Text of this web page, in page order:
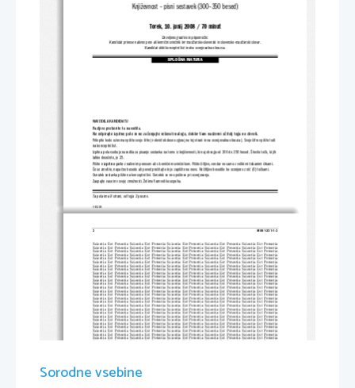
Književnost – pisni sestavek (300–350 besed)
Dovoljeno gradivo in pripomočki:
Kandidat prinese nalivno pero ali kemični svinčnik ter madžarsko-slovenski in slovensko-madžarski slovar.
Kandidat dobi konceptni list in dva ocenjevalna obrazca.
Ta pola ima 8 strani, od tega 3 prazne.
Torek, 10. junij 2008 / 70 minut
SPLOŠNA MATURA
© RIC 2008
NAVODILA KANDIDATU
Pazljivo preberite ta navodila.
Ne odpirajte izpitne pole in ne začenjajte reševati naloge, dokler Vam nadzorni učitelj tega ne dovoli.
Prilepite kodo oziroma vpišite svojo šifro (v okvirček desno zgoraj na tej strani in na ocenjevalna obrazca). Svojo šifro vpišite tudi
na konceptni list.
Izpitna pola vsebuje navodila za pisanje sestavka na temo iz književnosti, ki naj obsega od 300 do 350 besed. Število točk, ki jih
lahko dosežete, je 25.
Pišite v izpitno polo z nalivnim peresom ali s kemičnim svinčnikom. Pišite čitljivo, vendar ne samo z velikimi tiskanimi črkami.
Če se zmotite, napačno besedo ali poved prečrtajte in jo zapišite na novo. Nečitljivo besedilo bo ocenjeno z nič (0) točkami.
Osnutek sestavka pišite na konceptni list. Osnutek se ne upošteva pri ocenjevanju.
Zaupajte vase in v svoje zmožnosti. Želimo Vam veliko uspeha.
2 M081-231-1-3
Scientia  Est  Potentia  Scientia  Est  Potentia  Scientia  Est  Potentia  Scientia  Est  Potentia  Scientia  Est  Potentia
Scientia  Est  Potentia  Scientia  Est  Potentia  Scientia  Est  Potentia  Scientia  Est  Potentia  Scientia  Est  Potentia
Scientia  Est  Potentia  Scientia  Est  Potentia  Scientia  Est  Potentia  Scientia  Est  Potentia  Scientia  Est  Potentia
Scientia  Est  Potentia  Scientia  Est  Potentia  Scientia  Est  Potentia  Scientia  Est  Potentia  Scientia  Est  Potentia
Scientia  Est  Potentia  Scientia  Est  Potentia  Scientia  Est  Potentia  Scientia  Est  Potentia  Scientia  Est  Potentia
Scientia  Est  Potentia  Scientia  Est  Potentia  Scientia  Est  Potentia  Scientia  Est  Potentia  Scientia  Est  Potentia
Scientia  Est  Potentia  Scientia  Est  Potentia  Scientia  Est  Potentia  Scientia  Est  Potentia  Scientia  Est  Potentia
Scientia  Est  Potentia  Scientia  Est  Potentia  Scientia  Est  Potentia  Scientia  Est  Potentia  Scientia  Est  Potentia
Scientia  Est  Potentia  Scientia  Est  Potentia  Scientia  Est  Potentia  Scientia  Est  Potentia  Scientia  Est  Potentia
Scientia  Est  Potentia  Scientia  Est  Potentia  Scientia  Est  Potentia  Scientia  Est  Potentia  Scientia  Est  Potentia
Scientia  Est  Potentia  Scientia  Est  Potentia  Scientia  Est  Potentia  Scientia  Est  Potentia  Scientia  Est  Potentia
Scientia  Est  Potentia  Scientia  Est  Potentia  Scientia  Est  Potentia  Scientia  Est  Potentia  Scientia  Est  Potentia
Scientia  Est  Potentia  Scientia  Est  Potentia  Scientia  Est  Potentia  Scientia  Est  Potentia  Scientia  Est  Potentia
Scientia  Est  Potentia  Scientia  Est  Potentia  Scientia  Est  Potentia  Scientia  Est  Potentia  Scientia  Est  Potentia
Scientia  Est  Potentia  Scientia  Est  Potentia  Scientia  Est  Potentia  Scientia  Est  Potentia  Scientia  Est  Potentia
Scientia  Est  Potentia  Scientia  Est  Potentia  Scientia  Est  Potentia  Scientia  Est  Potentia  Scientia  Est  Potentia
Scientia  Est  Potentia  Scientia  Est  Potentia  Scientia  Est  Potentia  Scientia  Est  Potentia  Scientia  Est  Potentia
Scientia  Est  Potentia  Scientia  Est  Potentia  Scientia  Est  Potentia  Scientia  Est  Potentia  Scientia  Est  Potentia
Scientia  Est  Potentia  Scientia  Est  Potentia  Scientia  Est  Potentia  Scientia  Est  Potentia  Scientia  Est  Potentia
Scientia  Est  Potentia  Scientia  Est  Potentia  Scientia  Est  Potentia  Scientia  Est  Potentia  Scientia  Est  Potentia
Scientia  Est  Potentia  Scientia  Est  Potentia  Scientia  Est  Potentia  Scientia  Est  Potentia  Scientia  Est  Potentia
Scientia  Est  Potentia  Scientia  Est  Potentia  Scientia  Est  Potentia  Scientia  Est  Potentia  Scientia  Est  Potentia
Scientia  Est  Potentia  Scientia  Est  Potentia  Scientia  Est  Potentia  Scientia  Est  Potentia  Scientia  Est  Potentia
Scientia  Est  Potentia  Scientia  Est  Potentia  Scientia  Est  Potentia  Scientia  Est  Potentia  Scientia  Est  Potentia
Scientia  Est  Potentia  Scientia  Est  Potentia  Scientia  Est  Potentia  Scientia  Est  Potentia  Scientia  Est  Potentia
Scientia  Est  Potentia  Scientia  Est  Potentia  Scientia  Est  Potentia  Scientia  Est  Potentia  Scientia  Est  Potentia
Scientia  Est  Potentia  Scientia  Est  Potentia  Scientia  Est  Potentia  Scientia  Est  Potentia  Scientia  Est  Potentia
Scientia  Est  Potentia  Scientia  Est  Potentia  Scientia  Est  Potentia  Scientia  Est  Potentia  Scientia  Est  Potentia
Scientia  Est  Potentia  Scientia  Est  Potentia  Scientia  Est  Potentia  Scientia  Est  Potentia  Scientia  Est  Potentia
Scientia  Est  Potentia  Scientia  Est  Potentia  Scientia  Est  Potentia  Scientia  Est  Potentia  Scientia  Est  Potentia
Scientia  Est  Potentia  Scientia  Est  Potentia  Scientia  Est  Potentia  Scientia  Est  Potentia  Scientia  Est  Potentia
Scientia  Est  Potentia  Scientia  Est  Potentia  Scientia  Est  Potentia  Scientia  Est  Potentia  Scientia  Est  Potentia
Sorodne vsebine